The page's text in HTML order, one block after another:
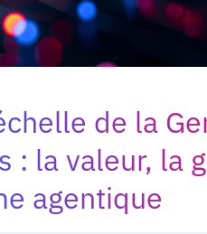
de la
: la valeur, la
agentique